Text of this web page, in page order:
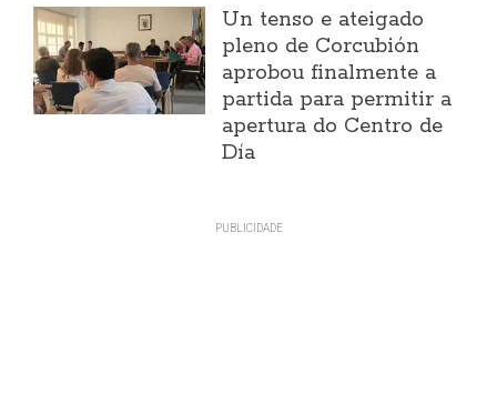
Un tenso e ateigado
pleno de Corcubión
aprobou finalmente a
partida para permitir a
apertura do Centro de
Día